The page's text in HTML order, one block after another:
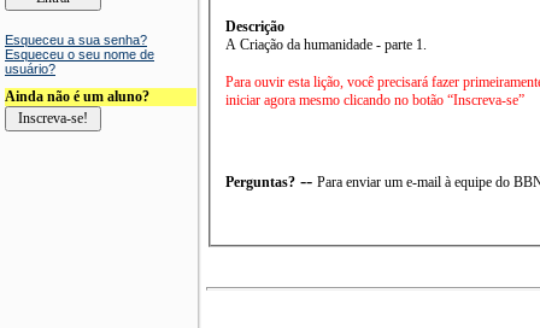
Esqueceu a sua senha?
Esqueceu o seu nome de
usuário?
Ainda não é um aluno?
Descrição
A Criação da humanidade - parte 1.
Para ouvir esta lição, você precisará fazer
iniciar agora mesmo clicando no botão “Inscreva-se”
Perguntas? -- Para enviar um e-mail à equipe do